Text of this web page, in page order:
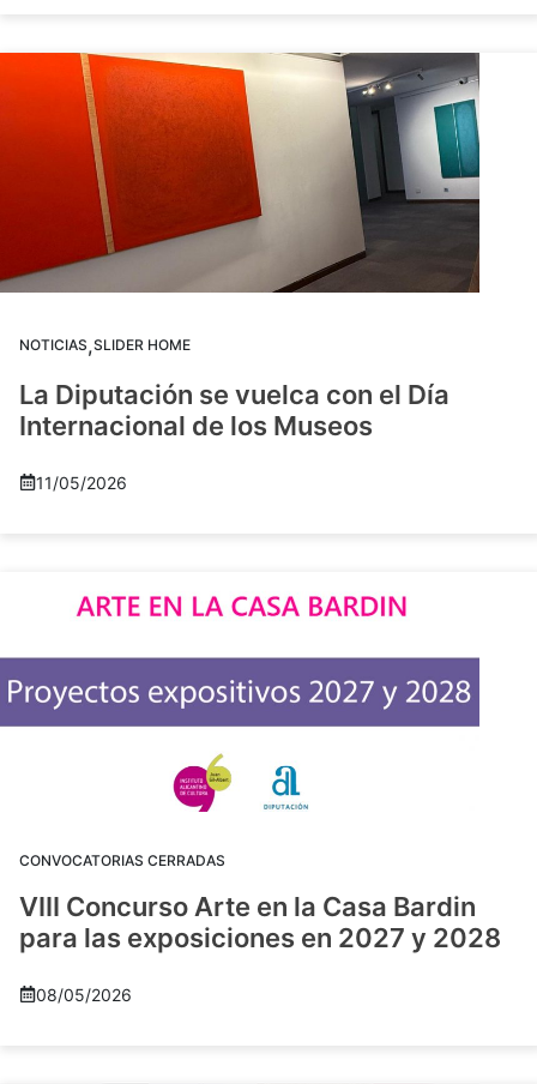
NOTICIAS,SLIDER HOME
La Diputación se vuelca con el Día
Internacional de los Museos
11/05/2026
CONVOCATORIAS CERRADAS
VIII Concurso Arte en la Casa Bardin
para las exposiciones en 2027 y 2028
08/05/2026